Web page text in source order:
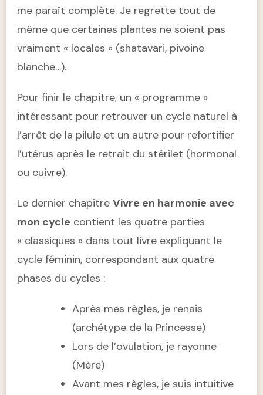
me paraît complète. Je regrette tout de
même que certaines plantes ne soient pas
vraiment « locales » (shatavari, pivoine
blanche…).
Pour finir le chapitre, un « programme »
intéressant pour retrouver un cycle naturel à
l’arrêt de la pilule et un autre pour refortifier
l’utérus après le retrait du stérilet (hormonal
ou cuivre).
Le dernier chapitre Vivre en harmonie avec
mon cycle contient les quatre parties
« classiques » dans tout livre expliquant le
cycle féminin, correspondant aux quatre
phases du cycles :
Après mes règles, je renais
(archétype de la Princesse)
Lors de l’ovulation, je rayonne
(Mère)
Avant mes règles, je suis intuitive